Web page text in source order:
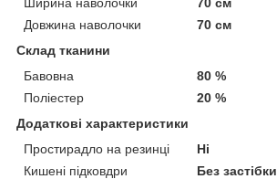
Довжина наволочки
70 см
Склад тканини
Бавовна
80 %
Поліестер
20 %
Додаткові характеристики
Простирадло на резинці
Ні
Кишені підковдри
Без застібки